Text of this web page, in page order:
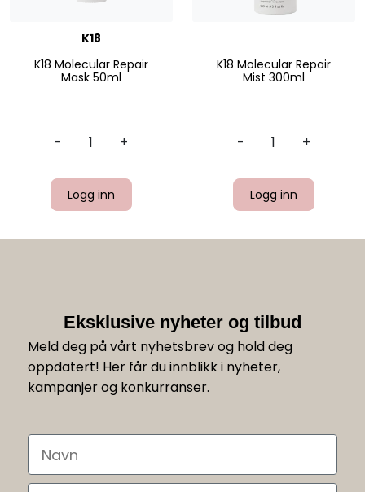
K18
K18 Molecular Repair
Mask 50ml
- +
Logg inn
K18 Molecular Repair
Mist 300ml
- +
Logg inn
Eksklusive nyheter og tilbud
Meld deg på vårt nyhetsbrev og hold deg
oppdatert! Her får du innblikk i nyheter,
kampanjer og konkurranser.
Navn